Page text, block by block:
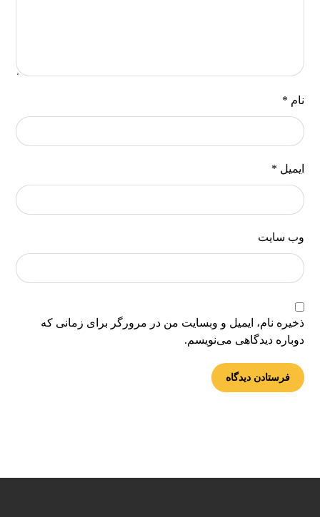
نام *
ایمیل *
وب‌ سایت
ذخیره نام، ایمیل و وبسایت من در مرورگر برای زمانی که
دوباره دیدگاهی می‌نویسم.